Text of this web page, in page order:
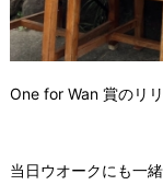
One for Wan 賞のリ
当日ウオークにも一